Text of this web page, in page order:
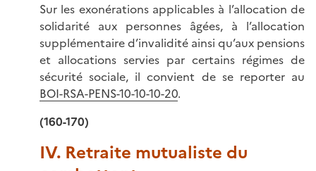
Sur les exonérations applicables à l’allocation de
solidarité aux personnes âgées, à l’allocation
supplémentaire d’invalidité ainsi qu’aux pensions
et allocations servies par certains régimes de
sécurité sociale, il convient de se reporter au
BOI-RSA-PENS-10-10-10-20.
(160-170)
IV. Retraite mutualiste du